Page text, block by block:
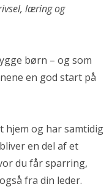
læring og
børn – og som
en god start på
hjem og har samtidig
en del af et
du får sparring,
fra din leder.